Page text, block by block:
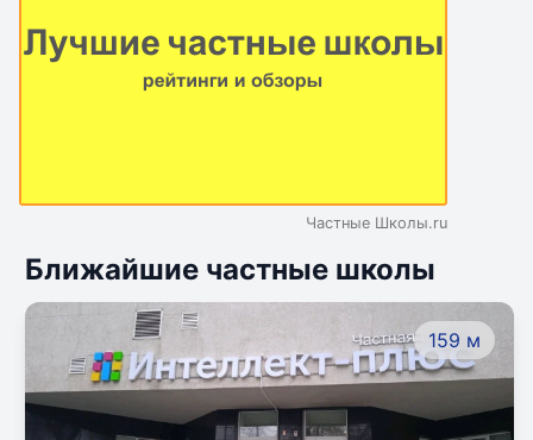
Частные Школы.ru
Ближайшие частные школы
159 м